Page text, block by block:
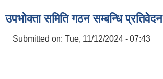
उपभोक्ता समिति गठन सम्बन्धि प्रतिवेदन
Submitted on: Tue, 11/12/2024 - 07:43